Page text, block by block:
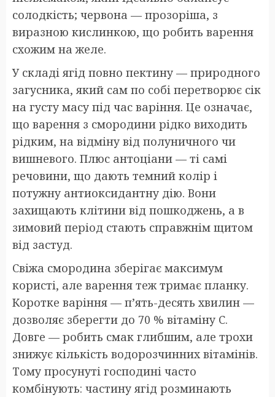
солодкість; червона — прозоріша, з
виразною кислинкою, що робить варення
схожим на желе.
У складі ягід повно пектину — природного
загусника, який сам по собі перетворює сік
на густу масу під час варіння. Це означає,
що варення з смородини рідко виходить
рідким, на відміну від полуничного чи
вишневого. Плюс антоціани — ті самі
речовини, що дають темний колір і
потужну антиоксидантну дію. Вони
захищають клітини від пошкоджень, а в
зимовий період стають справжнім щитом
від застуд.
Свіжа смородина зберігає максимум
користі, але варення теж тримає планку.
Коротке варіння — п’ять-десять хвилин —
дозволяє зберегти до 70 % вітаміну C.
Довге — робить смак глибшим, але трохи
знижує кількість водорозчинних вітамінів.
Тому просунуті господині часто
комбінують: частину ягід розминають